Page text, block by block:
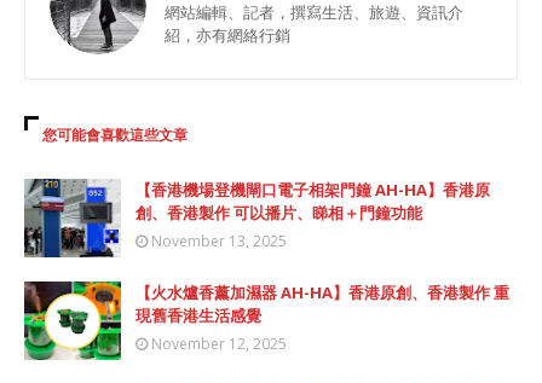
網站編輯、記者，撰寫生活、旅遊、資訊介
紹，亦有網絡行銷
您可能會喜歡這些文章
【香港機場登機閘口電子相架門鐘 AH-HA】香港原
創、香港製作 可以播片、睇相＋門鐘功能
November 13, 2025
【火水爐香薰加濕器 AH-HA】香港原創、香港製作 重
現舊香港生活感覺
November 12, 2025